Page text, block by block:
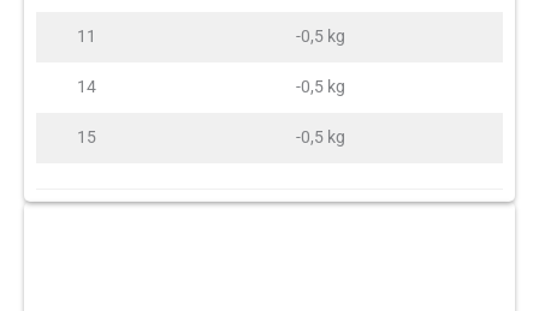
11 -0,5 kg
14 -0,5 kg
15 -0,5 kg